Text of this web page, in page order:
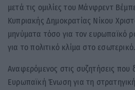
μετά τις ομιλίες του Μάνφρεντ
Κυπριακής Δημοκρατίας Νίκου
μηνύματα τόσο για τον ευρωπαϊκό
για το πολιτικό κλίμα στο εσωτερικό.
Αναφερόμενος στις συζητήσεις που
Ευρωπαϊκή Ένωση για τη